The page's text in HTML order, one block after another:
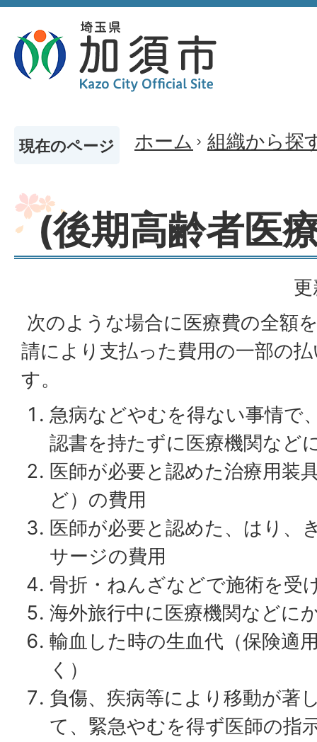
現在のページ ホーム 組織から探
(後期高齢者医
次のような場合に医療費の全額
請により支払った費用の一部の
す。
急病などやむを得ない事情で
認書を持たずに医療機関など
医師が必要と認めた治療用装
ど）の費用
医師が必要と認めた、はり、
サージの費用
骨折・ねんざなどで施術を受
海外旅行中に医療機関などに
輸血した時の生血代（保険適
く）
負傷、疾病等により移動が著
て、緊急やむを得ず医師の指